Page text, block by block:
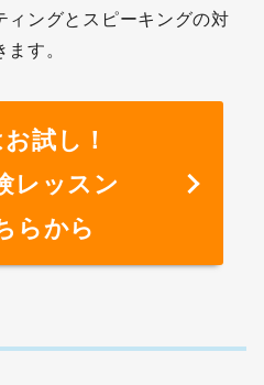
ィングとスピーキングの対
す。
試し！
レッスン
らから